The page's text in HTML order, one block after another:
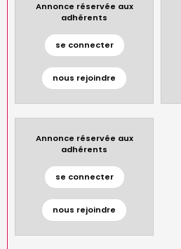
Annonce réservée aux
adhérents
se connecter
nous rejoindre
Annonce réservée aux
adhérents
se connecter
nous rejoindre